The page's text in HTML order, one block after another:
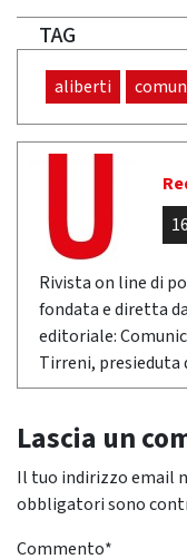
TAG
aliberti
Rivista on line di
fondata e diretta
editoriale:
Tirreni, presieduta
Lascia un
Il tuo indirizzo email
obbligatori sono
Commento*